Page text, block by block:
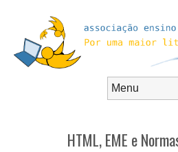
HTML, EME e